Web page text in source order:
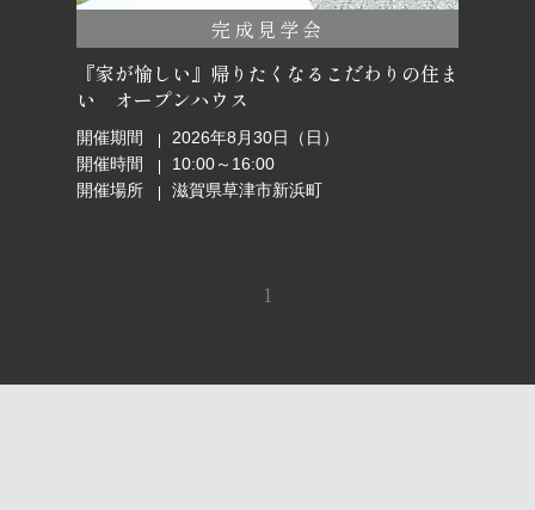
完成見学会
『家が愉しい』帰りたくなるこだわりの住ま
い オープンハウス
開催期間
2026年8月30日（日）
開催時間
10:00～16:00
開催場所
滋賀県草津市新浜町
1